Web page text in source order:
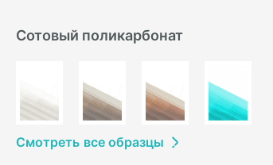
Сотовый поликарбонат
Смотреть все образцы